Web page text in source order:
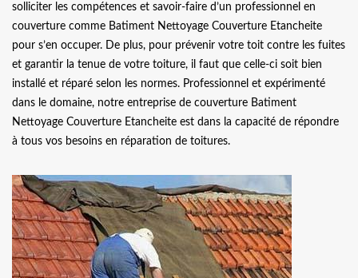
solliciter les compétences et savoir-faire d’un professionnel en
couverture comme Batiment Nettoyage Couverture Etancheite
pour s’en occuper. De plus, pour prévenir votre toit contre les fuites
et garantir la tenue de votre toiture, il faut que celle-ci soit bien
installé et réparé selon les normes. Professionnel et expérimenté
dans le domaine, notre entreprise de couverture Batiment
Nettoyage Couverture Etancheite est dans la capacité de répondre
à tous vos besoins en réparation de toitures.